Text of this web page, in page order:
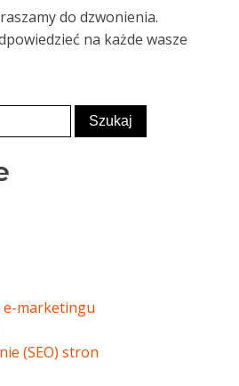
do dzwonienia.
na każde wasze
e-marketingu
(SEO) stron